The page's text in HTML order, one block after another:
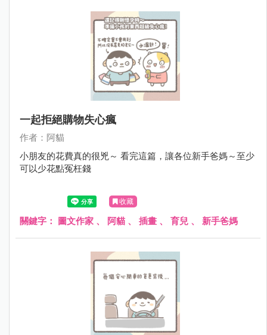
一起拒絕購物失心瘋
作者：阿貓
小朋友的花費真的很兇～ 看完這篇，讓各位新手爸媽～至少
可以少花點冤枉錢
收藏
關鍵字： 圖文作家 、 阿貓 、 插畫 、 育兒 、 新手爸媽